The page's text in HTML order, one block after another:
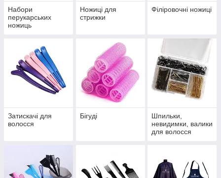
Набори
перукарських
ножиць
Ножиці для
стрижки
Філіровочні ножиці
Затискачі для
волосся
Бігуді
Шпильки,
невидимки, валики
для волосся